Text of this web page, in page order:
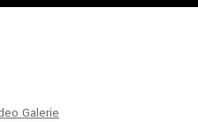
Galerie